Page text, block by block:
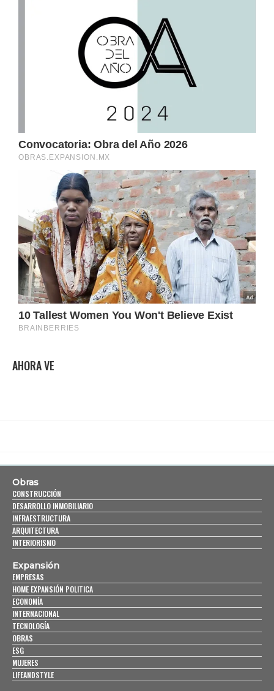
AHORA VE
Obras
CONSTRUCCIÓN
DESARROLLO INMOBILIARIO
INFRAESTRUCTURA
ARQUITECTURA
INTERIORISMO
Expansión
EMPRESAS
HOME EXPANSIÓN POLITICA
ECONOMÍA
INTERNACIONAL
TECNOLOGÍA
OBRAS
ESG
MUJERES
LIFEANDSTYLE